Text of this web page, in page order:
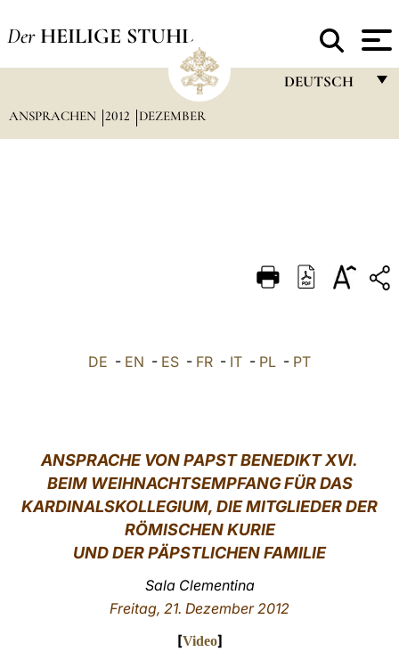
Der HEILIGE STUHL
DEUTSCH
DEUTSCH
العربيّة
ANSPRACHEN 2012 DEZEMBER
DE - EN - ES - FR - IT - PL - PT
ANSPRACHE VON PAPST BENEDIKT XVI.
BEIM WEIHNACHTSEMPFANG FÜR DAS
KARDINALSKOLLEGIUM, DIE MITGLIEDER DER
RÖMISCHEN KURIE
UND DER PÄPSTLICHEN FAMILIE
Sala Clementina
Freitag, 21. Dezember 2012
[Video]